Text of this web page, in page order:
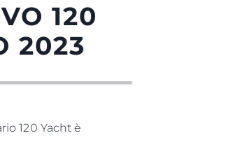
120
2023
120 Yacht è